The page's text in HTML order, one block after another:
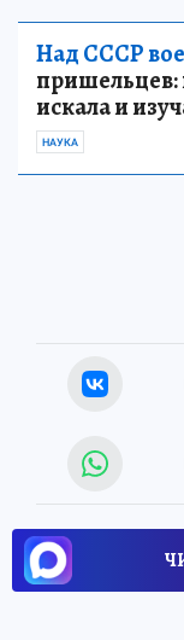
Над СССР
пришельцев:
искала и
НАУКА